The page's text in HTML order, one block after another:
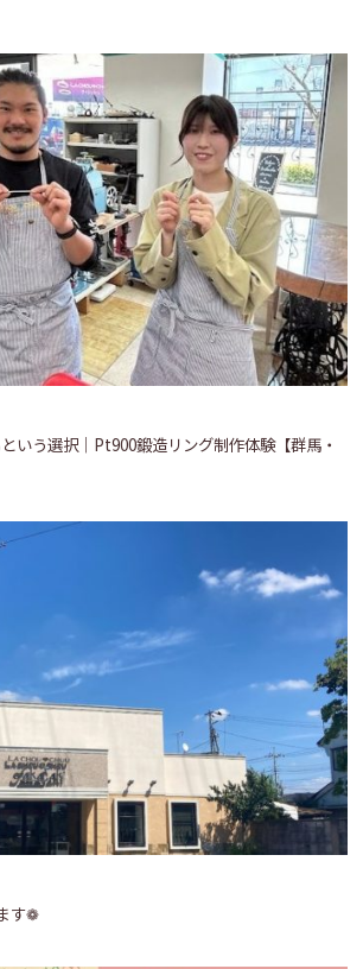
いう選択｜Pt900鍛造リング制作体験【群馬・
す❁